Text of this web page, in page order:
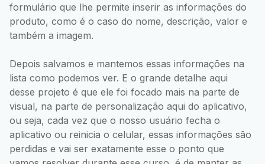
formulário que lhe permite inserir as informações do
produto, como é o caso do nome, descrição, valor e
também a imagem.
Depois salvamos e mantemos essas informações na
lista como podemos ver. E o grande detalhe aqui
desse projeto é que ele foi focado mais na parte de
visual, na parte de personalização aqui do aplicativo,
ou seja, cada vez que o nosso usuário fecha o
aplicativo ou reinicia o celular, essas informações são
perdidas e vai ser exatamente esse o ponto que